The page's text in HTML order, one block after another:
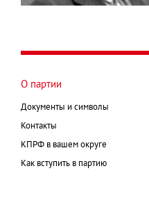
О партии
Документы и символы
Контакты
КПРФ в вашем округе
Как вступить в партию